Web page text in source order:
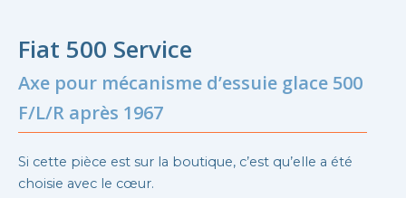
Fiat 500 Service
Axe pour mécanisme d’essuie glace 500
F/L/R après 1967
Si cette pièce est sur la boutique, c’est qu’elle a été
choisie avec le cœur.